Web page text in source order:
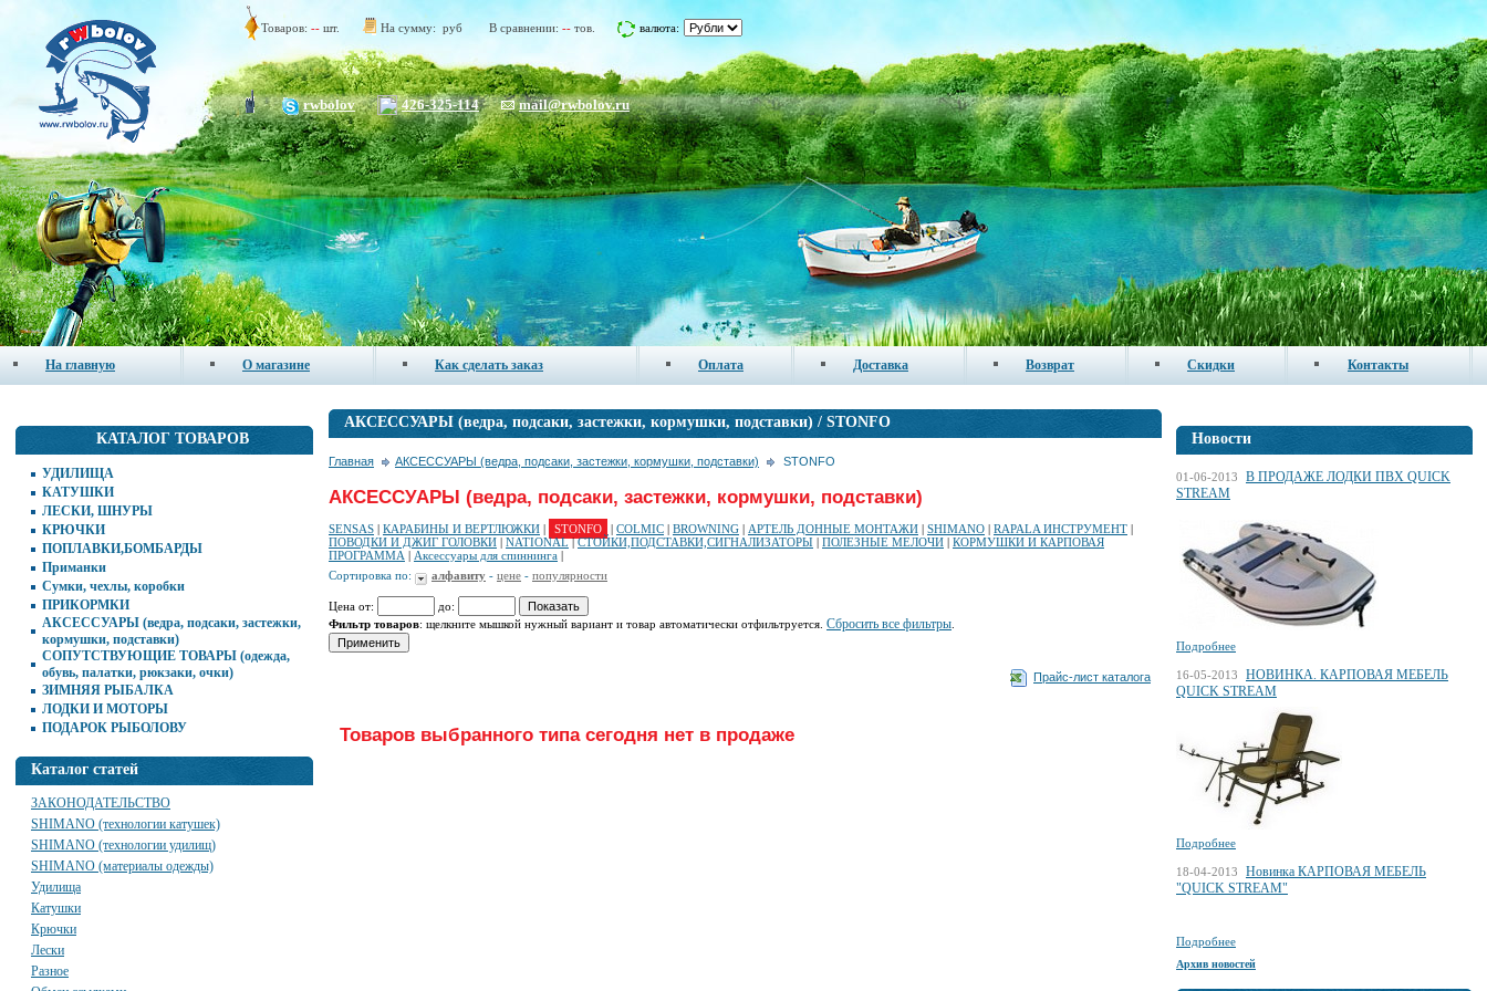
Товаров: -- шт. На сумму: руб В сравнении: -- тов. валюта:
rwbolov 426-325-114 mail@rwbolov.ru
На главную О магазине Как сделать заказ Оплата Доставка Возврат Скидки Контакты
КАТАЛОГ ТОВАРОВ
УДИЛИЩА
КАТУШКИ
ЛЕСКИ, ШНУРЫ
КРЮЧКИ
ПОПЛАВКИ,БОМБАРДЫ
Приманки
Сумки, чехлы, коробки
ПРИКОРМКИ
АКСЕССУАРЫ (ведра, подсаки, застежки,
кормушки, подставки)
СОПУТСТВУЮЩИЕ ТОВАРЫ (одежда,
обувь, палатки, рюкзаки, очки)
ЗИМНЯЯ РЫБАЛКА
ЛОДКИ И МОТОРЫ
ПОДАРОК РЫБОЛОВУ
Каталог статей
ЗАКОНОДАТЕЛЬСТВО
SHIMANO (технологии катушек)
SHIMANO (технологии удилищ)
SHIMANO (материалы одежды)
Удилища
Катушки
Крючки
Лески
Разное
АКСЕССУАРЫ (ведра, подсаки, застежки, кормушки, подставки) / STONFO
Главная АКСЕССУАРЫ (ведра, подсаки, застежки, кормушки, подставки) STONFO
АКСЕССУАРЫ (ведра, подсаки, застежки, кормушки, подставки)
SENSAS КАРАБИНЫ И ВЕРТЛЮЖКИ STONFO COLMIC BROWNING АРТЕЛЬ ДОННЫЕ МОНТАЖИ SHIMANO RAPALA ИНСТРУМЕНТ
ПОВОДКИ И ДЖИГ ГОЛОВКИ
NATIONAL|СТОЙКИ,ПОДСТАВКИ,СИГНАЛИЗАТОРЫ ПОЛЕЗНЫЕ МЕЛОЧИ
КОРМУШКИ И КАРПОВАЯ
ПРОГРАММА
Аксессуары для спиннинга
Сортировка по:
алфавиту - цене - популярности
Цена от:
до:
Фильтр товаров: щелкните мышкой нужный вариант и товар автоматически отфильтруется. Сбросить все фильтры
Прайс-лист каталога
Товаров выбранного типа сегодня нет в продаже
Новости
01-06-2013
В ПРОДАЖЕ ЛОДКИ ПВХ QUICK
STREAM
Подробнее
16-05-2013
НОВИНКА. КАРПОВАЯ МЕБЕЛЬ
QUICK STREAM
Подробнее
18-04-2013
Новинка КАРПОВАЯ МЕБЕЛЬ
"QUICK STREAM"
Подробнее
Архив новостей